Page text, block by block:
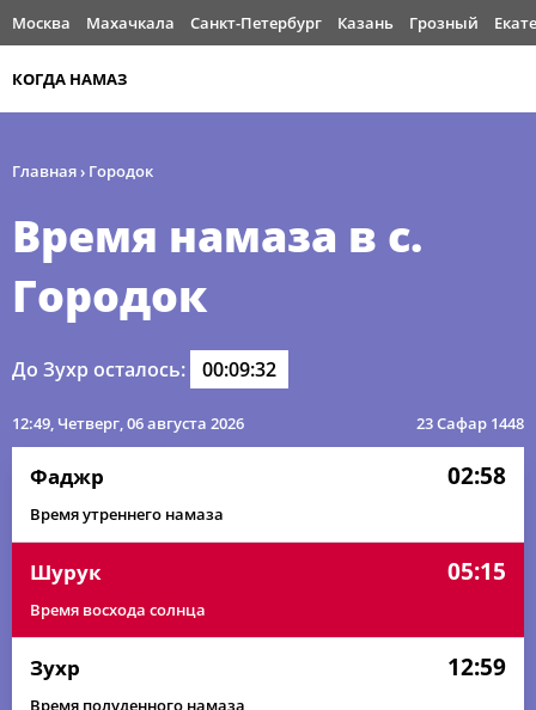
Москва Махачкала Санкт-Петербург Казань Грозный
КОГДА НАМАЗ
Главная› Городок
Время намаза в с.
Городок
До Зухр осталось: 00:09:32
12:49, Четверг, 06 августа 2026 23 Сафар 1448
Фаджр 02:58
Время утреннего намаза
Шурук 05:15
Время восхода солнца
Зухр 12:59
Время полуденного намаза